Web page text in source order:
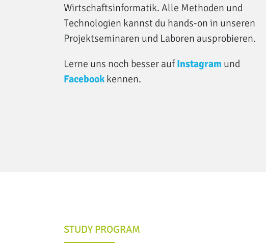
Wirtschaftsinformatik. Alle Methoden und
Technologien kannst du hands-on in unseren
Projektseminaren und Laboren ausprobieren.
Lerne uns noch besser auf Instagram und
Facebook kennen.
STUDY PROGRAM